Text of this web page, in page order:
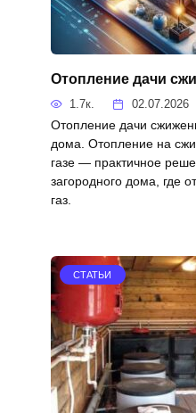
Отопление дачи
1.7к. 02.07.2026
Отопление дачи
дома. Отопление на
газе — практичное
загородного дома, где
газ.
СТАТЬИ